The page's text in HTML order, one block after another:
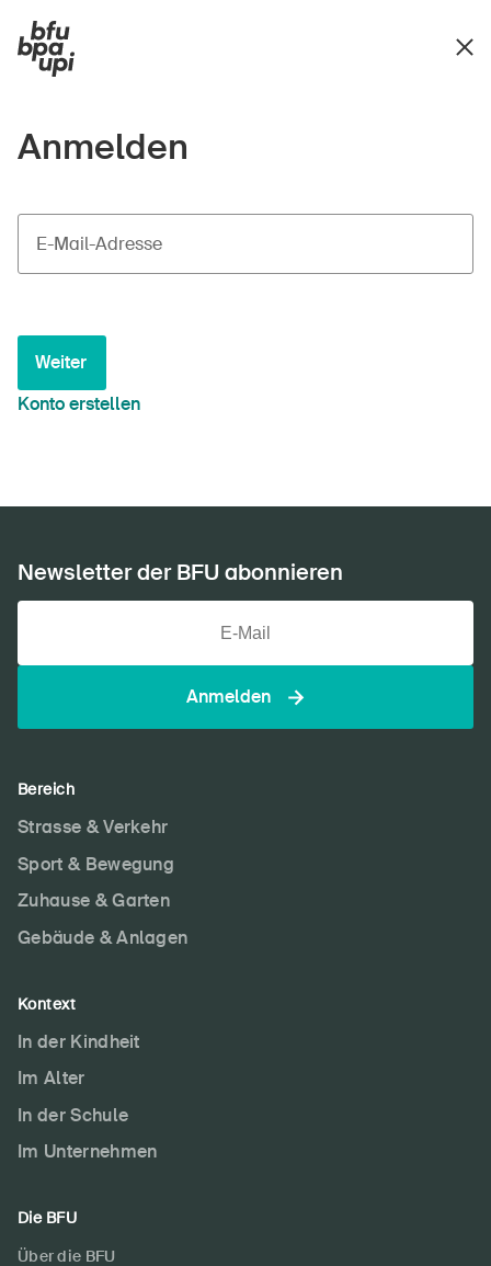
Anmelden
E-Mail-Adresse
Weiter
Konto erstellen
Newsletter der BFU abonnieren
Anmelden
Bereich
Strasse & Verkehr
Sport & Bewegung
Zuhause & Garten
Gebäude & Anlagen
Kontext
In der Kindheit
Im Alter
In der Schule
Im Unternehmen
Die BFU
Über die BFU